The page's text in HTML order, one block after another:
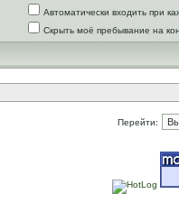
Автоматически входить при
Скрыть моё пребывание на
Перейти: